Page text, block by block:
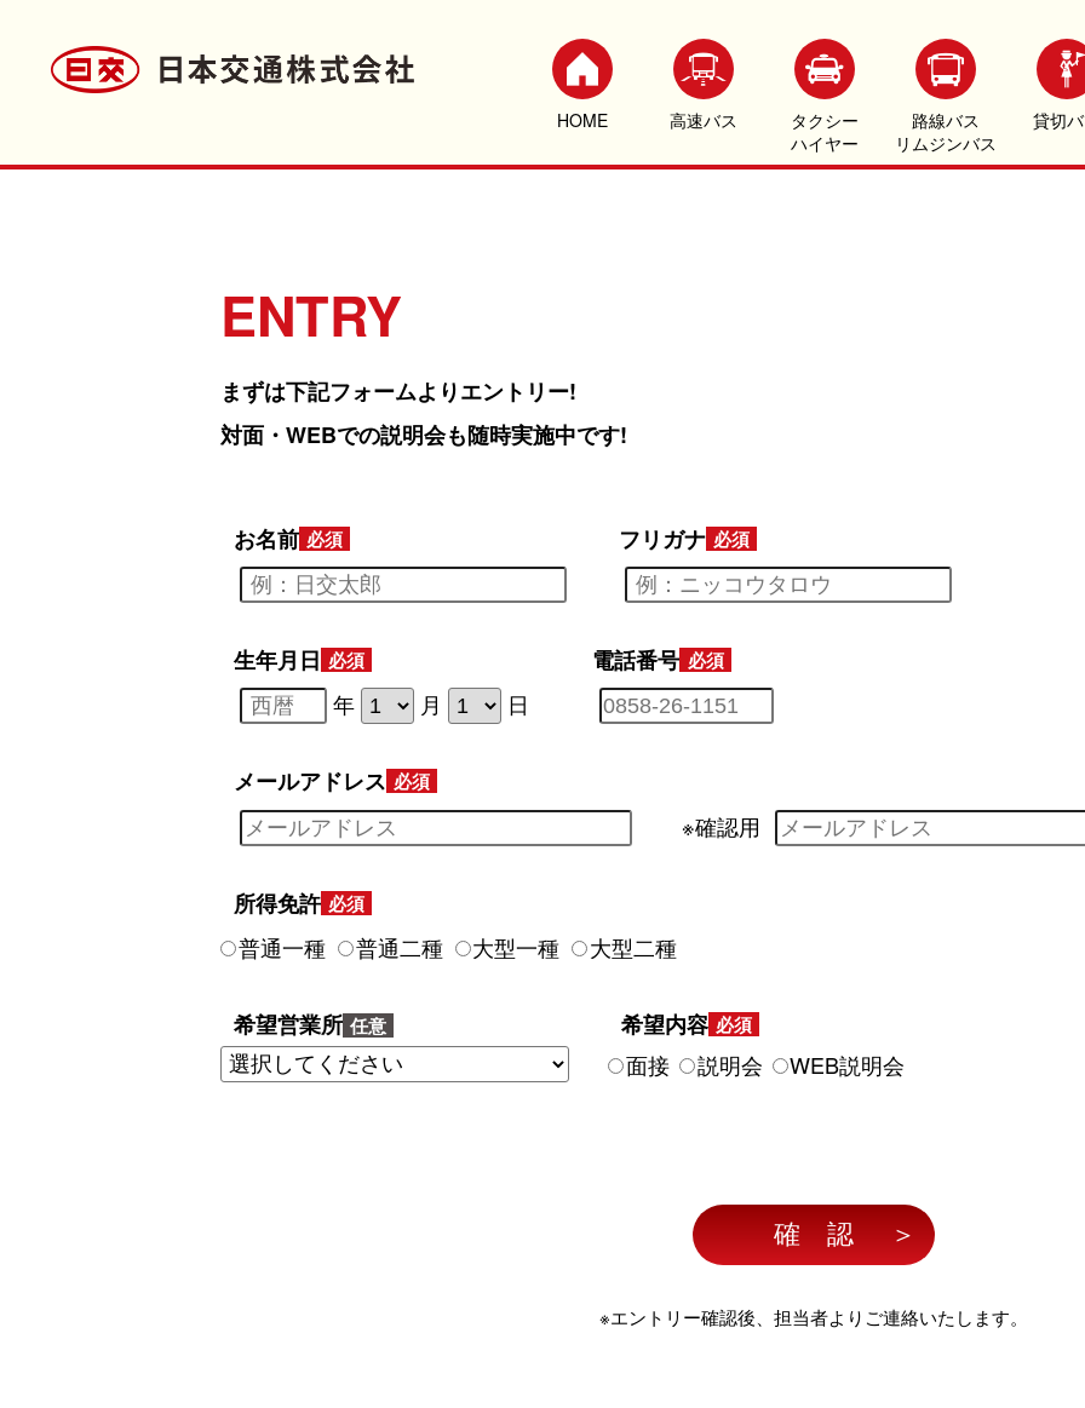
HOME 高速バス
タクシー
ハイヤー
路線バス
リムジンバス
貸切
ENTRY
まずは下記フォームよりエントリー!
対面・WEBでの説明会も随時実施中です!
お名前 フリガナ
生年月日
年
月 日
電話番号
メールアドレス
※確認用
所得免許
普通一種
普通二種 大型一種 大型二種
希望営業所
希望内容
面接
説明会 WEB説明会
確 認 ＞
※エントリー確認後、担当者よりご連絡いたします。